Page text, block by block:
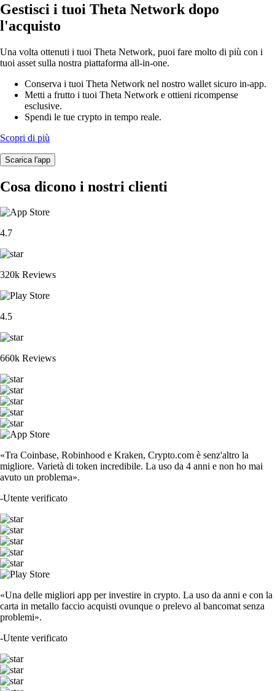
Gestisci i tuoi Theta Network dopo
l'acquisto
Una volta ottenuti i tuoi Theta Network, puoi fare molto di più con i
tuoi asset sulla nostra piattaforma all-in-one.
Conserva i tuoi Theta Network nel nostro wallet sicuro in-app.
Metti a frutto i tuoi Theta Network e ottieni ricompense
esclusive.
Spendi le tue crypto in tempo reale.
Scopri di più
Scarica l'app
Cosa dicono i nostri clienti
4.7
320k Reviews
4.5
660k Reviews
«Tra Coinbase, Robinhood e Kraken, Crypto.com è senz'altro la
migliore. Varietà di token incredibile. La uso da 4 anni e non ho mai
avuto un problema».
-Utente verificato
«Una delle migliori app per investire in crypto. La uso da anni e con la
carta in metallo faccio acquisti ovunque o prelevo al bancomat senza
problemi».
-Utente verificato